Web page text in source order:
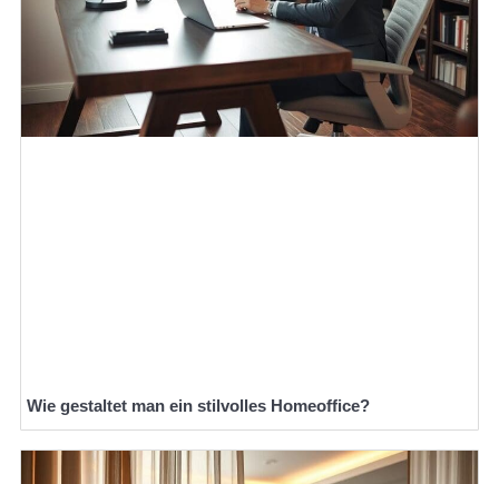
Wie gestaltet man ein stilvolles Homeoffice?